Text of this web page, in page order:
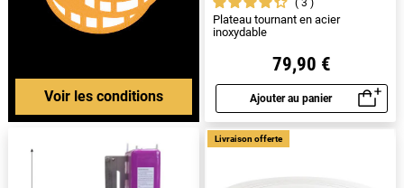
Voir les conditions
3
Plateau tournant en acier
inoxydable
79,90 €
Ajouter au panier
Aperçu rapide
Livraison offerte